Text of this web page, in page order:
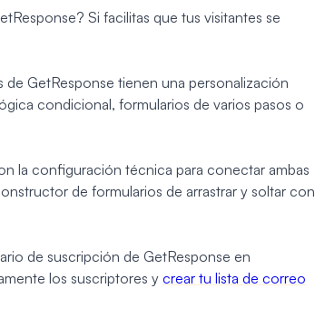
Si facilitas que tus visitantes se
GetResponse tienen una personalización
condicional, formularios de varios pasos o
la configuración técnica para conectar ambas
de formularios de arrastrar y soltar con
de suscripción de GetResponse en
los suscriptores y crear tu lista de correo